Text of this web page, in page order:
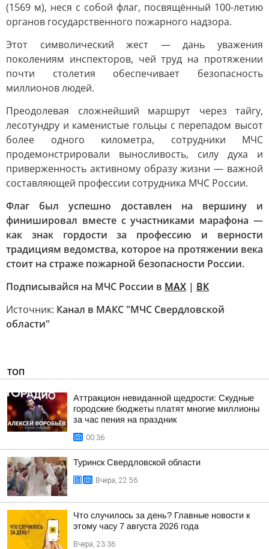
(1569 м), неся с собой флаг, посвящённый 100-летию
органов государственного пожарного надзора.
Этот символический жест — дань уважения
поколениям инспекторов, чей труд на протяжении
почти столетия обеспечивает безопасность
миллионов людей.
Преодолевая сложнейший маршрут через тайгу,
лесотундру и каменистые гольцы с перепадом высот
более одного километра, сотрудники МЧС
продемонстрировали выносливость, силу духа и
приверженность активному образу жизни — важной
составляющей профессии сотрудника МЧС России.
Флаг был успешно доставлен на вершину и
финишировал вместе с участниками марафона —
как знак гордости за профессию и верности
традициям ведомства, которое на протяжении века
стоит на страже пожарной безопасности России.
Подписывайся на МЧС России в MAX | ВК
Источник: Канал в МАКС "МЧС Свердловской
области"
ТОП
Аттракцион невиданной щедрости: Скудные
городские бюджеты платят многие миллионы
за час пения на праздник
00:36
Туринск Свердловской области
Вчера, 22:56
Что случилось за день? Главные новости к
этому часу 7 августа 2026 года
Вчера, 23:36